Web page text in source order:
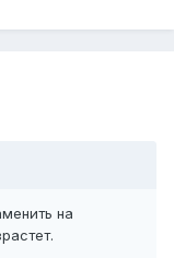
на